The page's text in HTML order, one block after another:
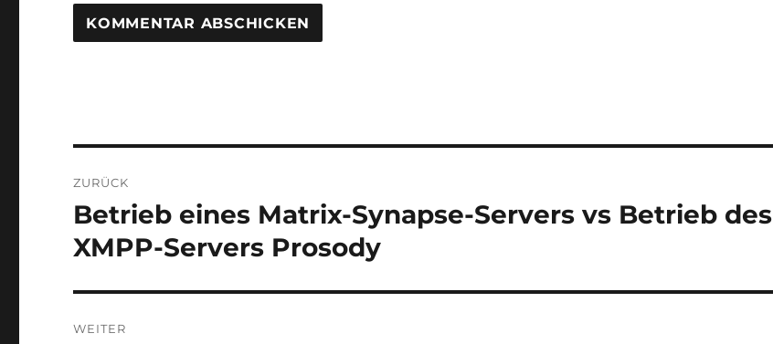
ZURÜCK
Vorheriger
Beitrag:
Betrieb eines Matrix-Synapse-Servers vs Betrieb des
XMPP-Servers Prosody
WEITER